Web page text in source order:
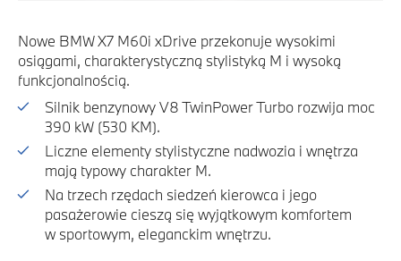
Nowe BMW X7 M60i xDrive przekonuje wysokimi
osiągami, charakterystyczną stylistyką M i wysoką
funkcjonalnością.
Silnik benzynowy V8 TwinPower Turbo rozwija moc
390 kW (530 KM).
Liczne elementy stylistyczne nadwozia i wnętrza
mają typowy charakter M.
Na trzech rzędach siedzeń kierowca i jego
pasażerowie cieszą się wyjątkowym komfortem
w sportowym, eleganckim wnętrzu.